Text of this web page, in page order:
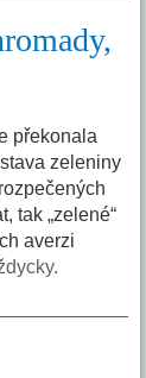
překonala
zeleniny
tak „zelené“
averzi